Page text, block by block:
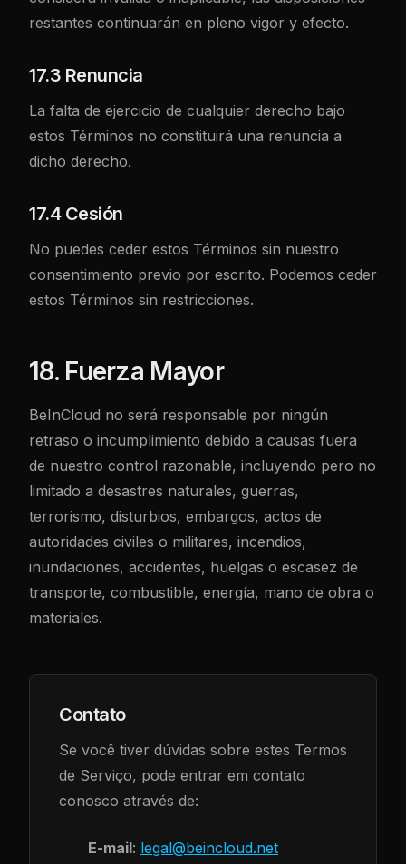
restantes continuarán en pleno vigor y efecto.
17.3 Renuncia
La falta de ejercicio de cualquier derecho bajo
estos Términos no constituirá una renuncia a
dicho derecho.
17.4 Cesión
No puedes ceder estos Términos sin nuestro
consentimiento previo por escrito. Podemos ceder
estos Términos sin restricciones.
18. Fuerza Mayor
BeInCloud no será responsable por ningún
retraso o incumplimiento debido a causas fuera
de nuestro control razonable, incluyendo pero no
limitado a desastres naturales, guerras,
terrorismo, disturbios, embargos, actos de
autoridades civiles o militares, incendios,
inundaciones, accidentes, huelgas o escasez de
transporte, combustible, energía, mano de obra o
materiales.
Contato
Se você tiver dúvidas sobre estes Termos
de Serviço, pode entrar em contato
conosco através de:
E-mail: legal@beincloud.net